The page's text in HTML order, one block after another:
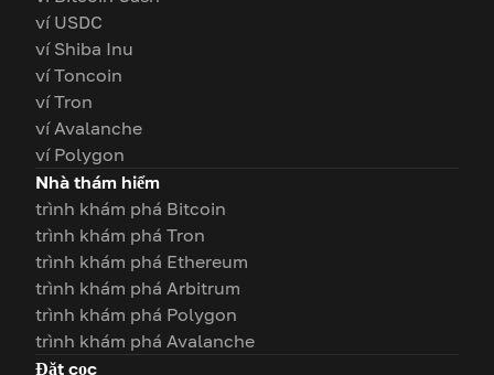
ví USDC
ví Shiba Inu
ví Toncoin
ví Tron
ví Avalanche
ví Polygon
Nhà thám hiểm
trình khám phá Bitcoin
trình khám phá Tron
trình khám phá Ethereum
trình khám phá Arbitrum
trình khám phá Polygon
trình khám phá Avalanche
Đặt cọc